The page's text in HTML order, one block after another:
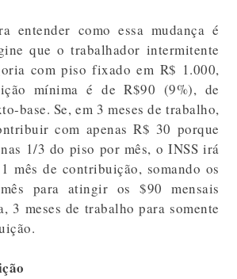
entender como essa mudança é
que o trabalhador intermitente
com piso fixado em R$ 1.000,
mínima é de R$90 (9%), de
base. Se, em 3 meses de trabalho,
com apenas R$ 30 porque
1/3 do piso por mês, o INSS irá
mês de contribuição, somando os
para atingir os $90 mensais
3 meses de trabalho para somente